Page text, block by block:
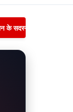
सदस्यों द्वारा जनपद